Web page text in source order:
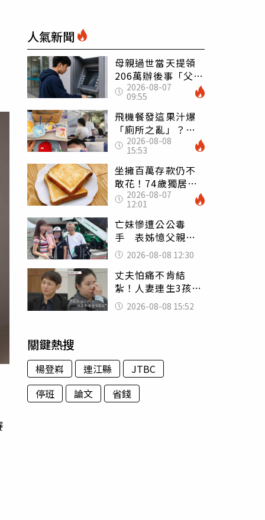
人氣新聞
母親過世當天提領
206萬辦後事「父子
遭判刑」 律師：
搶錢先下手是罪
2026-08-07
09:55
飛機餐發這果汁爆
「廁所之亂」？乘
客崩潰：差點丟大
臉 醫揭3類人別亂
喝
2026-08-08
15:53
坐擁百萬存款仍不
敢花！74歲獨居翁
「1餐只吃1片吐
司」 半年後暴瘦
嚇壞女兒
2026-08-07
12:01
亡妹慘遭公公毒
手 表姊憶父親節
前夕：小舅舅仍到
殯儀館陪她說話
2026-08-08 12:30
丈夫怕痛不肯結
紮！人妻連生3孩
控遭家暴淚喊：真
的好累
2026-08-08 15:52
關鍵熱搜
楊登嵙 連江縣
JTBC
停班
論文 省錢